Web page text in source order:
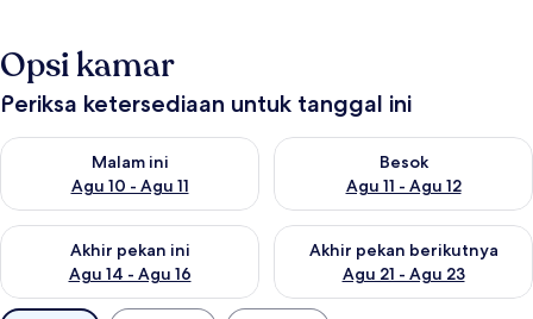
Opsi kamar
Periksa ketersediaan untuk tanggal ini
Malam ini
Agu 10 - Agu 11
Periksa ketersediaan untuk malam ini Agu 10 - Agu 11
Besok
Agu 11 - Agu 12
Periksa ketersediaan untuk
Akhir pekan ini
Agu 14 - Agu 16
Periksa ketersediaan untuk akhir pekan ini Agu 14 - Agu 16
Akhir pekan berikutnya
Agu 21 - Agu 23
Periksa ketersediaan untuk